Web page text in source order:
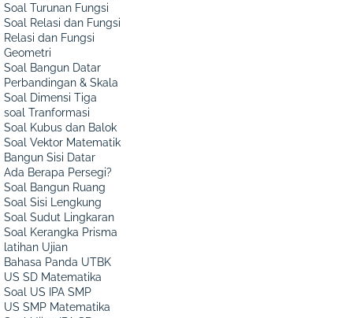
Soal Turunan Fungsi
Soal Relasi dan Fungsi
Relasi dan Fungsi
Geometri
Soal Bangun Datar
Perbandingan & Skala
Soal Dimensi Tiga
soal Tranformasi
Soal Kubus dan Balok
Soal Vektor Matematik
Bangun Sisi Datar
Ada Berapa Persegi?
Soal Bangun Ruang
Soal Sisi Lengkung
Soal Sudut Lingkaran
Soal Kerangka Prisma
latihan Ujian
Bahasa Panda UTBK
US SD Matematika
Soal US IPA SMP
US SMP Matematika